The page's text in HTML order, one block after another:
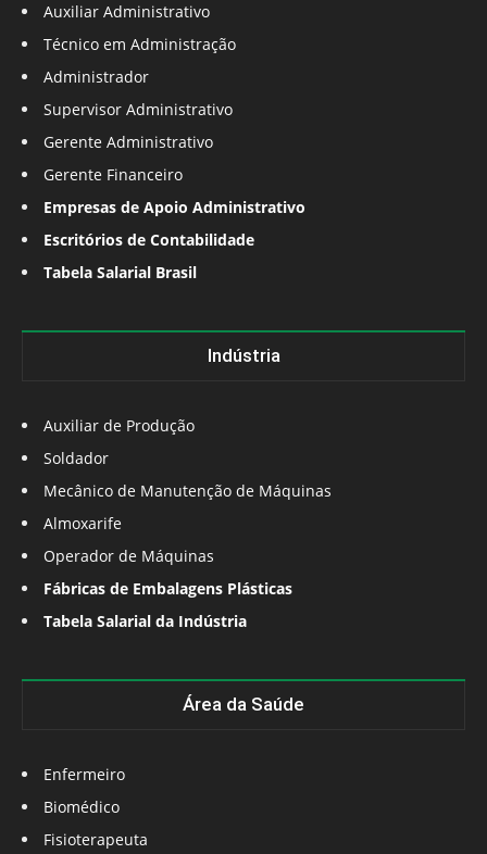
Auxiliar Administrativo
Técnico em Administração
Administrador
Supervisor Administrativo
Gerente Administrativo
Gerente Financeiro
Empresas de Apoio Administrativo
Escritórios de Contabilidade
Tabela Salarial Brasil
Indústria
Auxiliar de Produção
Soldador
Mecânico de Manutenção de Máquinas
Almoxarife
Operador de Máquinas
Fábricas de Embalagens Plásticas
Tabela Salarial da Indústria
Área da Saúde
Enfermeiro
Biomédico
Fisioterapeuta